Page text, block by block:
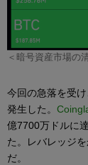
＜暗号資産市場の
今回の急落を受
発生した。
億7700万ドルに
た。レバレッジ
だ。